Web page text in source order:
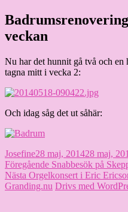
Hoppa
till
innehåll
Granding.nu
veckan
Nu har det hunnit gå två och en
tagna mitt i vecka 2:
Och idag såg det ut såhär:
Författare
JosefinePublicerat
den
28 maj, 201428 maj,
Inläggsnavigering
Föregående Föregående
inlägg:
Snabbesök på
Nästa Nästa
inlägg:
Orgelkonsert i Eric
Granding.nu Drivs med